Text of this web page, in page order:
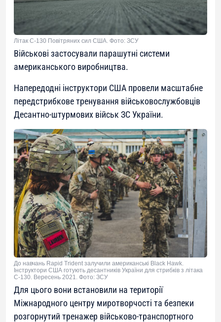
Літак С-130 Повітряних сил США. Фото: ЗСУ
Військові застосували парашутні системи
американського виробництва.
Напередодні інструктори США провели масштабне
передстрибкове тренування військовослужбовців
Десантно-штурмових військ ЗС України.
До навчань Rapid Trident залучили американські Black Hawk.
Інструктори США готують десантників України для стрибків з літака
C-130. Вересень 2021. Фото: ЗСУ
Для цього вони встановили на території
Міжнародного центру миротворчості та безпеки
розгорнутий тренажер військово-транспортного